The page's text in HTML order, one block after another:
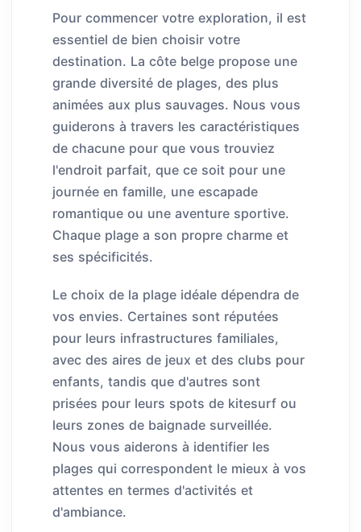
Pour commencer votre exploration, il est
essentiel de bien choisir votre
destination. La côte belge propose une
grande diversité de plages, des plus
animées aux plus sauvages. Nous vous
guiderons à travers les caractéristiques
de chacune pour que vous trouviez
l'endroit parfait, que ce soit pour une
journée en famille, une escapade
romantique ou une aventure sportive.
Chaque plage a son propre charme et
ses spécificités.
Le choix de la plage idéale dépendra de
vos envies. Certaines sont réputées
pour leurs infrastructures familiales,
avec des aires de jeux et des clubs pour
enfants, tandis que d'autres sont
prisées pour leurs spots de kitesurf ou
leurs zones de baignade surveillée.
Nous vous aiderons à identifier les
plages qui correspondent le mieux à vos
attentes en termes d'activités et
d'ambiance.